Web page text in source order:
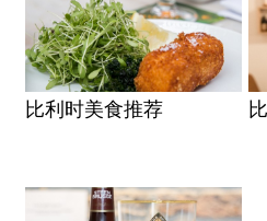
比利时美食推荐